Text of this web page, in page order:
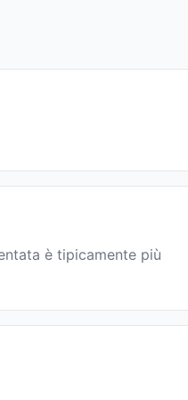
è tipicamente più